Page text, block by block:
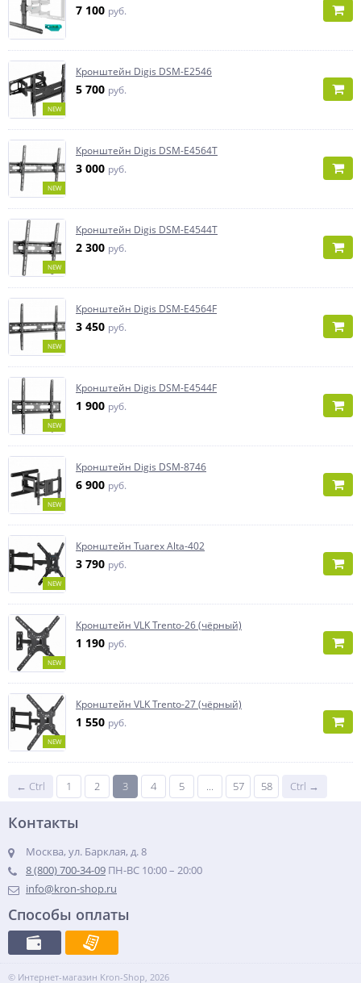
7 100 руб.
NEW
Кронштейн Digis DSM-E2546
5 700 руб.
NEW
Кронштейн Digis DSM-E4564T
3 000 руб.
NEW
Кронштейн Digis DSM-E4544T
2 300 руб.
NEW
Кронштейн Digis DSM-E4564F
3 450 руб.
NEW
Кронштейн Digis DSM-E4544F
1 900 руб.
NEW
Кронштейн Digis DSM-8746
6 900 руб.
NEW
Кронштейн Tuarex Alta-402
3 790 руб.
NEW
Кронштейн VLK Trento-26 (чёрный)
1 190 руб.
NEW
Кронштейн VLK Trento-27 (чёрный)
1 550 руб.
← Ctrl 1 2 3 4 5 ... 57 58 Ctrl →
Контакты
Москва, ул. Барклая, д. 8
8 (800) 700-34-09 ПН-ВС 10:00 – 20:00
info@kron-shop.ru
Способы оплаты
© Интернет-магазин Kron-Shop, 2026